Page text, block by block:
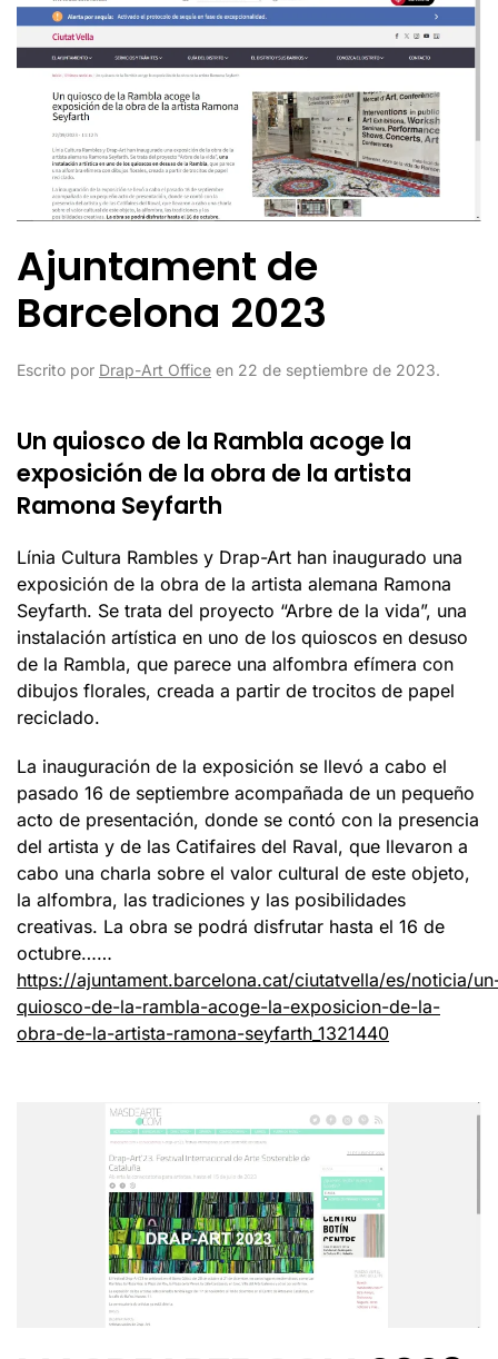
Ajuntament de
Barcelona 2023
Escrito por Drap-Art Office en 22 de septiembre de 2023.
Un quiosco de la Rambla acoge la
exposición de la obra de la artista
Ramona Seyfarth
Línia Cultura Rambles y Drap-Art han inaugurado una
exposición de la obra de la artista alemana Ramona
Seyfarth. Se trata del proyecto “Arbre de la vida”, una
instalación artística en uno de los quioscos en desuso
de la Rambla, que parece una alfombra efímera con
dibujos florales, creada a partir de trocitos de papel
reciclado.
La inauguración de la exposición se llevó a cabo el
pasado 16 de septiembre acompañada de un pequeño
acto de presentación, donde se contó con la presencia
del artista y de las Catifaires del Raval, que llevaron a
cabo una charla sobre el valor cultural de este objeto,
la alfombra, las tradiciones y las posibilidades
creativas. La obra se podrá disfrutar hasta el 16 de
octubre……
https://ajuntament.barcelona.cat/ciutatvella/es/noticia/
quiosco-de-la-rambla-acoge-la-exposicion-de-la-
obra-de-la-artista-ramona-seyfarth_1321440